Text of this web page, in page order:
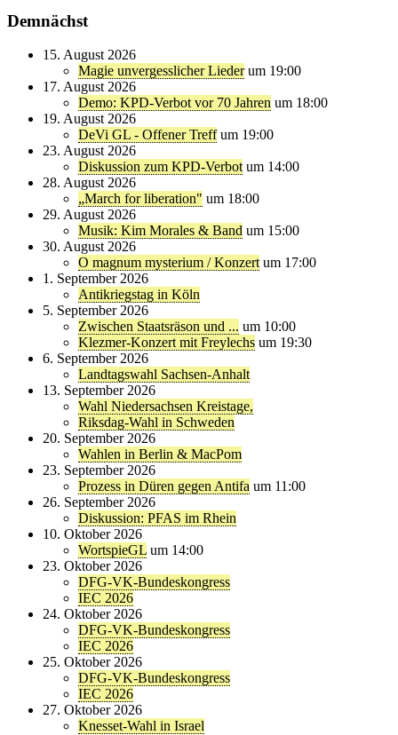
Demnächst
15. August 2026
Magie unvergesslicher Lieder um 19:00
17. August 2026
Demo: KPD-Verbot vor 70 Jahren um 18:00
19. August 2026
DeVi GL - Offener Treff um 19:00
23. August 2026
Diskussion zum KPD-Verbot um 14:00
28. August 2026
„March for liberation" um 18:00
29. August 2026
Musik: Kim Morales & Band um 15:00
30. August 2026
O magnum mysterium / Konzert um 17:00
1. September 2026
Antikriegstag in Köln
5. September 2026
Zwischen Staatsräson und ... um 10:00
Klezmer-Konzert mit Freylechs um 19:30
6. September 2026
Landtagswahl Sachsen-Anhalt
13. September 2026
Wahl Niedersachsen Kreistage,
Riksdag-Wahl in Schweden
20. September 2026
Wahlen in Berlin & MacPom
23. September 2026
Prozess in Düren gegen Antifa um 11:00
26. September 2026
Diskussion: PFAS im Rhein
10. Oktober 2026
WortspieGL um 14:00
23. Oktober 2026
DFG-VK-Bundeskongress
IEC 2026
24. Oktober 2026
DFG-VK-Bundeskongress
IEC 2026
25. Oktober 2026
DFG-VK-Bundeskongress
IEC 2026
27. Oktober 2026
Knesset-Wahl in Israel